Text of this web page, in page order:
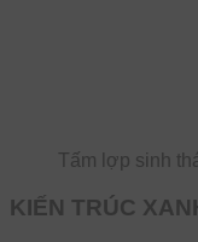
Tấm lợp sinh
KIẾN TRÚC